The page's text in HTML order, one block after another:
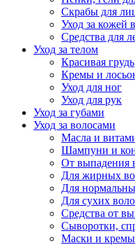
Скрабы для
Уход за кожей
Средства для
Уход за телом
Красивая грудь
Кремы и
Уход для ног
Уход для рук
Уход за губами
Уход за волосами
Масла и
Шампуни и
От выпадения
Для жирных
Для
Для сухих
Средства от
Сыворотки,
Маски и кремы